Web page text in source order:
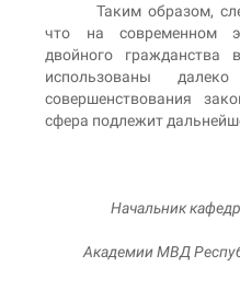
Таким образом,
что на современном
двойного гражданства
использованы
совершенствования
сфера подлежит
Начальник
Академии МВД